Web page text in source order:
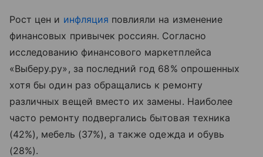
Рост цен и инфляция повлияли на изменение
финансовых привычек россиян. Согласно
исследованию финансового маркетплейса
«Выберу.ру», за последний год 68% опрошенных
хотя бы один раз обращались к ремонту
различных вещей вместо их замены. Наиболее
часто ремонту подвергались бытовая техника
(42%), мебель (37%), а также одежда и обувь
(28%).